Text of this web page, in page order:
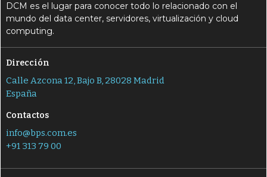
DCM es el lugar para conocer todo lo relacionado con el
mundo del data center, servidores, virtualización y cloud
computing.
Dirección
Calle Azcona 12, Bajo B, 28028 Madrid
España
Contactos
info@bps.com.es
+91 313 79 00